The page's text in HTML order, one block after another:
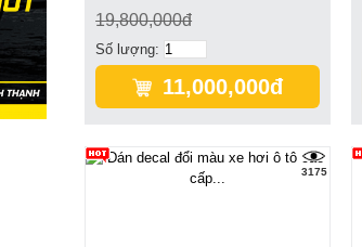
19,800,000đ
Số lượng:
11,000,000đ
3175